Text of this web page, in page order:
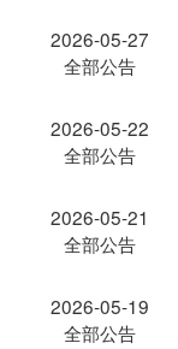
2026-05-27
全部公告
2026-05-22
全部公告
2026-05-21
全部公告
2026-05-19
全部公告